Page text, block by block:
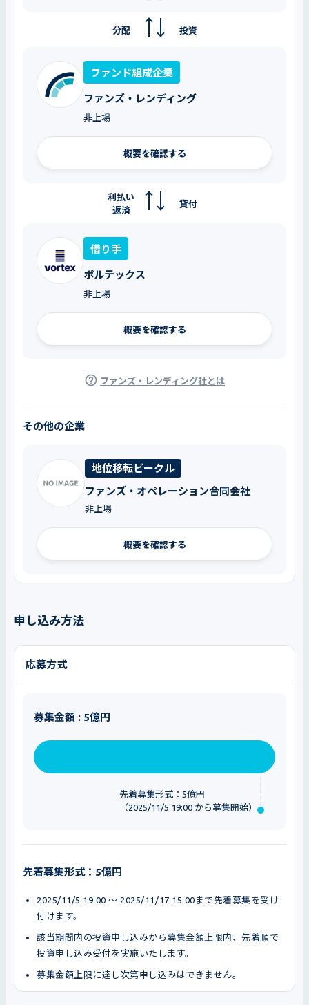
投資
分配
ファンド組成企業
ファンズ・レンディング
非上場
概要を確認する
貸付
利払い
返済
借り手
ボルテックス
非上場
概要を確認する
ファンズ・レンディング社とは
その他の企業
地位移転ビークル
ファンズ・オペレーション合同会社
非上場
概要を確認する
申し込み方法
応募方式
募集金額 : 5億円
先着募集形式：5億円
（2025/11/5 19:00 から募集開始）
先着募集形式：5億円
2025/11/5 19:00 〜 2025/11/17 15:00まで先着募集を受け
付けます。
該当期間内の投資申し込みから募集金額上限内、先着順で
投資申し込み受付を実施いたします。
募集金額上限に達し次第申し込みはできません。